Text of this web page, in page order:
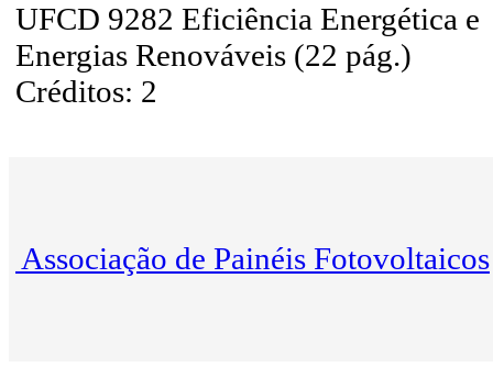
UFCD 9282 Eficiência Energética e
Energias Renováveis (22 pág.)
Créditos: 2
Associação de Painéis Fotovoltaicos